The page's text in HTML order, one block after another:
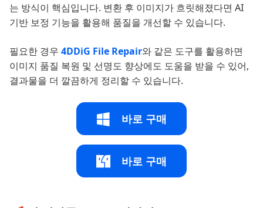
는 방식이 핵심입니다. 변환 후 이미지가 흐릿해졌다면 AI
기반 보정 기능을 활용해 품질을 개선할 수 있습니다.
필요한 경우 4DDiG File Repair와 같은 도구를 활용하면
이미지 품질 복원 및 선명도 향상에도 도움을 받을 수 있어,
결과물을 더 깔끔하게 정리할 수 있습니다.
바로 구매
바로 구매